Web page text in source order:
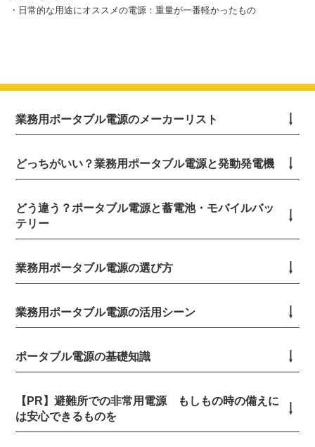
・日常的な用途にオススメの電源：重量が一番軽かったもの
業務用ポータブル電源のメーカーリスト
どっちがいい？業務用ポータブル電源と発動発電機
どう違う？ポータブル電源と蓄電池・モバイルバッ
テリー
業務用ポータブル電源の選び方
業務用ポータブル電源の活用シーン
ポータブル電源の基礎知識
【PR】避難所での非常用電源 もしもの時の備えに
は安心できるものを